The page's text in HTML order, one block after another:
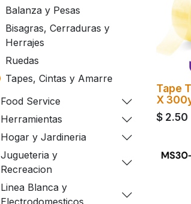
Balanza y Pesas
Bisagras, Cerraduras y
Herrajes
Ruedas
Tapes, Cintas y Amarre
Food Service
Herramientas
Hogar y Jardineria
Jugueteria y
Recreacion
Linea Blanca y
Electrodomesticos
Tape
X
$ 2.50